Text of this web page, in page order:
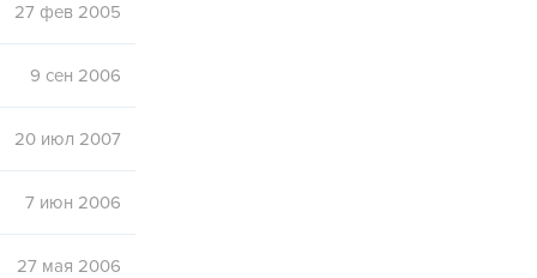
27 фев 2005
9 сен 2006
20 июл 2007
7 июн 2006
27 мая 2006